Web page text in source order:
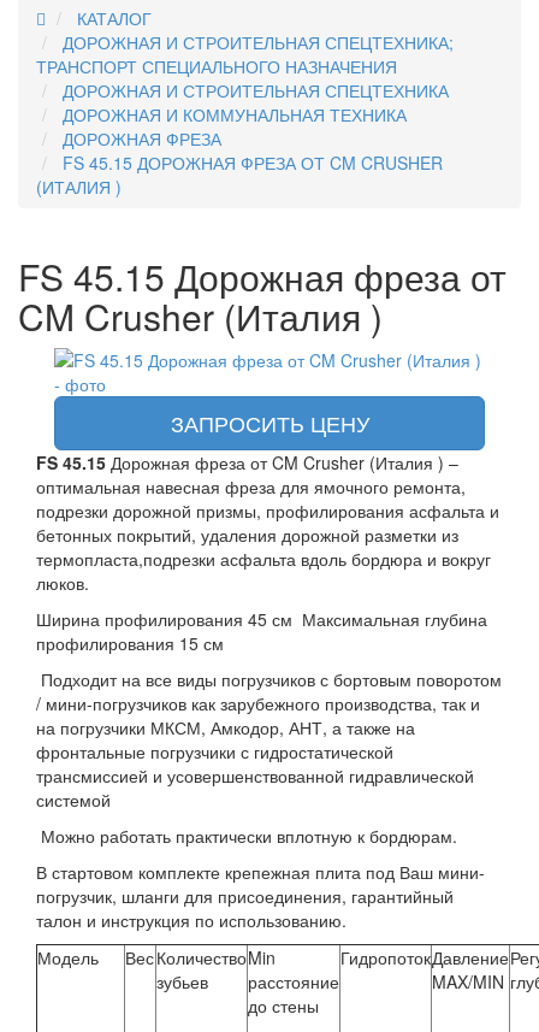
КАТАЛОГ
ДОРОЖНАЯ И СТРОИТЕЛЬНАЯ СПЕЦТЕХНИКА;
ТРАНСПОРТ СПЕЦИАЛЬНОГО НАЗНАЧЕНИЯ
ДОРОЖНАЯ И СТРОИТЕЛЬНАЯ СПЕЦТЕХНИКА
ДОРОЖНАЯ И КОММУНАЛЬНАЯ ТЕХНИКА
ДОРОЖНАЯ ФРЕЗА
FS 45.15 ДОРОЖНАЯ ФРЕЗА ОТ CM CRUSHER
(ИТАЛИЯ )
FS 45.15 Дорожная фреза от
CM Crusher (Италия )
ЗАПРОСИТЬ ЦЕНУ
FS 45.15 Дорожная фреза от CM Crusher (Италия ) –
оптимальная навесная фреза для ямочного ремонта,
подрезки дорожной призмы, профилирования асфальта и
бетонных покрытий, удаления дорожной разметки из
термопласта,подрезки асфальта вдоль бордюра и вокруг
люков.
Ширина профилирования 45 см Максимальная глубина
профилирования 15 см
Подходит на все виды погрузчиков с бортовым поворотом
/ мини-погрузчиков как зарубежного производства, так и
на погрузчики МКСМ, Амкодор, АНТ, а также на
фронтальные погрузчики с гидростатической
трансмиссией и усовершенствованной гидравлической
системой
Можно работать практически вплотную к бордюрам.
В стартовом комплекте крепежная плита под Ваш мини-
погрузчик, шланги для присоединения, гарантийный
талон и инструкция по использованию.
Модель
ВесКоличество
зубьев
Min
расстояние
до стены
ГидропотокДавление
MAX/MIN